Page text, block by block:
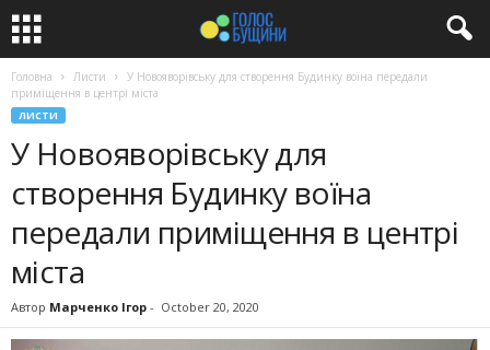
Головна Листи
У Новояворівську для створення Будинку воїна передали
приміщення в центрі міста
ЛИСТИ
У Новояворівську для
створення Будинку воїна
передали приміщення в центрі
міста
Автор Марченко Ігор - October 20, 2020